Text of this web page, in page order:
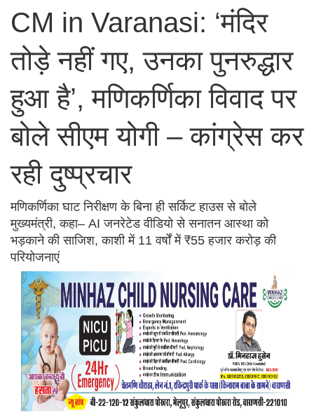
CM in Varanasi: ‘मंदिर
तोड़े नहीं गए, उनका पुनरुद्धार
हुआ है’, मणिकर्णिका विवाद पर
बोले सीएम योगी – कांग्रेस कर
रही दुष्प्रचार
मणिकर्णिका घाट निरीक्षण के बिना ही सर्किट हाउस से बोले
मुख्यमंत्री, कहा– AI जनरेटेड वीडियो से सनातन आस्था को
भड़काने की साजिश, काशी में 11 वर्षों में ₹55 हजार करोड़ की
परियोजनाएं